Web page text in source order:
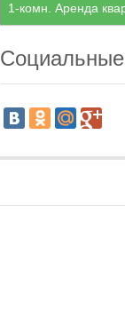
1-комн. Аренда